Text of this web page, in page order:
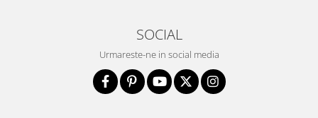
SOCIAL
Urmareste-ne in social media